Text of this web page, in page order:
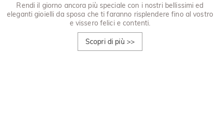
Rendi il giorno ancora più speciale con i nostri bellissimi ed
eleganti gioielli da sposa che ti faranno risplendere fino al vostro
e vissero felici e contenti.
Scopri di più >>